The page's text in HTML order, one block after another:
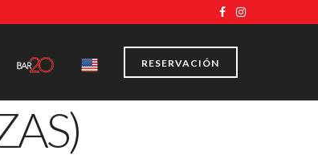
RESERVACIÓN